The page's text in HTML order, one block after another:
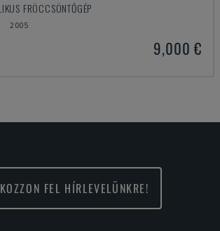
FRÖCCSÖNTŐGÉP
2005
9,000 €
FEL HÍRLEVELÜNKRE!